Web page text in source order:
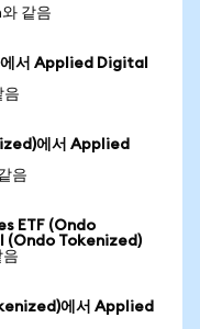
같음
서 Applied Digital
음
에서 Applied
음
ETF (Ondo
(Ondo Tokenized)
에서 Applied